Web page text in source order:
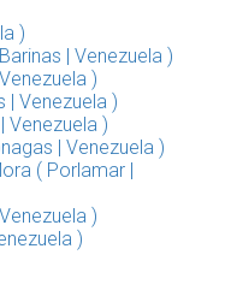
)
| Venezuela )
)
| Venezuela )
Venezuela )
| Venezuela )
( Porlamar |
)
)